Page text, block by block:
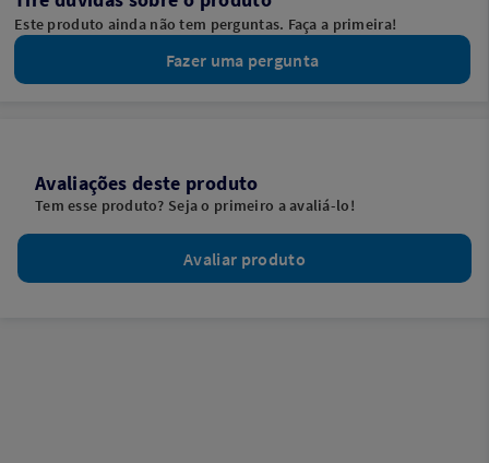
Este produto ainda não tem perguntas. Faça a primeira!
Fazer uma pergunta
Avaliações deste produto
Tem esse produto? Seja o primeiro a avaliá-lo!
Avaliar produto